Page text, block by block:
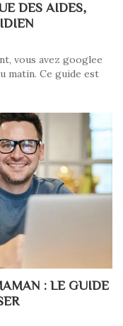
DES AIDES,
vous avez googlee
matin. Ce guide est
: LE GUIDE